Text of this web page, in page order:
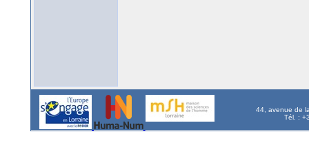
44, avenue de
Tél. :